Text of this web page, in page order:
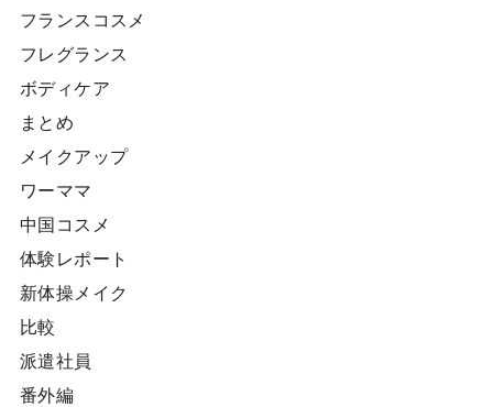
フランスコスメ
フレグランス
ボディケア
まとめ
メイクアップ
ワーママ
中国コスメ
体験レポート
新体操メイク
比較
派遣社員
番外編